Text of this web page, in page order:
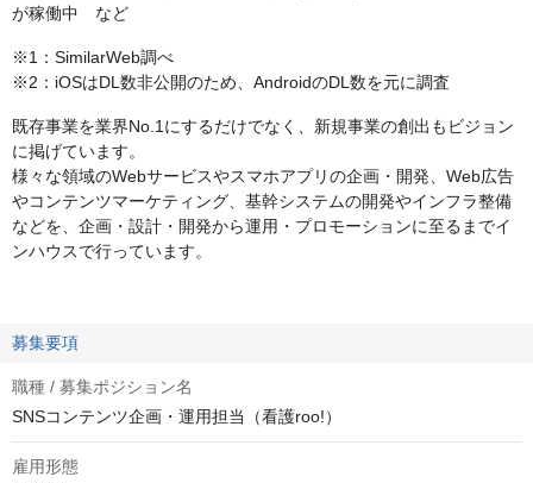
が稼働中 など
※1：SimilarWeb調べ
※2：iOSはDL数非公開のため、AndroidのDL数を元に調査
既存事業を業界No.1にするだけでなく、新規事業の創出もビジョン
に掲げています。
様々な領域のWebサービスやスマホアプリの企画・開発、Web広告
やコンテンツマーケティング、基幹システムの開発やインフラ整備
などを、企画・設計・開発から運用・プロモーションに至るまでイ
ンハウスで行っています。
募集要項
職種 / 募集ポジション名
SNSコンテンツ企画・運用担当（看護roo!）
雇用形態